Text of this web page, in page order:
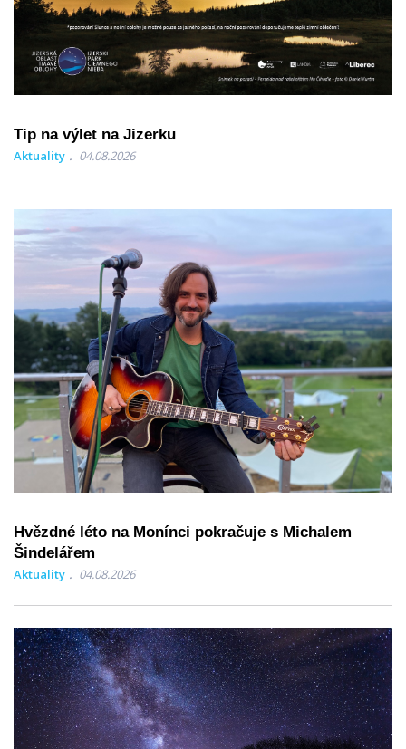
Tip na výlet na Jizerku
Aktuality 04.08.2026
Hvězdné léto na Monínci pokračuje s Michalem
Šindelářem
Aktuality 04.08.2026